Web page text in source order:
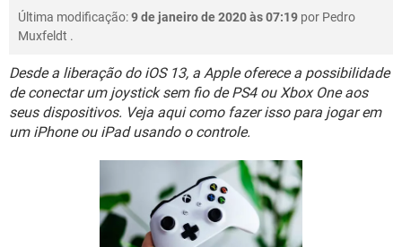
INSTAGRAM GMAIL
OUTLOOK
INSTAGRAM GMAIL
GUIA DE COMPRAS
JOGOS WHATSAPP
OUTLOOK EXCEL
INSTAGRAM GMAIL
GUIA DE COMPRAS
GLOSSÁRIO
JOGOS WHATSAPP
CELULAR FACEBOOK
OUTLOOK EXCEL
Última modificação:9 de janeiro de 2020 às 07:19 por Pedro
Muxfeldt .
Desde a liberação do iOS 13, a Apple oferece a possibilidade
de conectar um joystick sem fio de PS4 ou Xbox One aos
seus dispositivos. Veja aqui como fazer isso para jogar em
um iPhone ou iPad usando o controle.